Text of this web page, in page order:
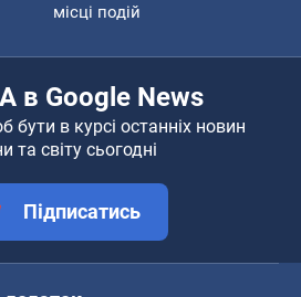
місці подій
в Google News
бути в курсі останніх новин
та світу сьогодні
Підписатись